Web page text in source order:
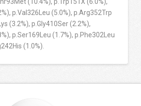
p.Val326Leu (5.0%), p.Arg352Trp
(3.2%), p.Gly410Ser (2.2%),
p.Ser169Leu (1.7%), p.Phe302Leu
(1.0%).